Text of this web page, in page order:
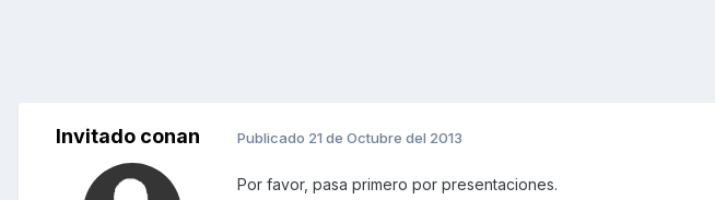
Invitado conan Publicado 21 de Octubre del 2013
Por favor, pasa primero por presentaciones.